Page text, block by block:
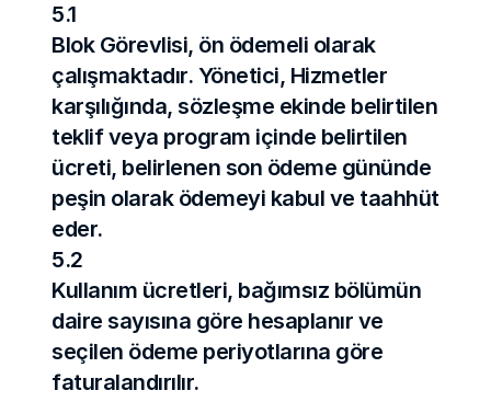
5.1
Blok Görevlisi, ön ödemeli olarak
çalışmaktadır. Yönetici, Hizmetler
karşılığında, sözleşme ekinde belirtilen
teklif veya program içinde belirtilen
ücreti, belirlenen son ödeme gününde
peşin olarak ödemeyi kabul ve taahhüt
eder.
5.2
Kullanım ücretleri, bağımsız bölümün
daire sayısına göre hesaplanır ve
seçilen ödeme periyotlarına göre
faturalandırılır.